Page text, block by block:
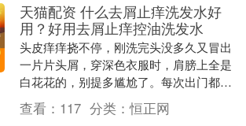
天猫配资 什么去屑止痒洗发水好
用？好用去屑止痒控油洗发水
头皮痒痒挠不停，刚洗完头没多久又冒出
一片片头屑，穿深色衣服时，肩膀上全是
白花花的，别提多尴尬了。每次出门都得
时不时偷偷挠挠头，生怕别人注意到自己
的“雪花肩”。工....
查看： 117 分类：恒正网